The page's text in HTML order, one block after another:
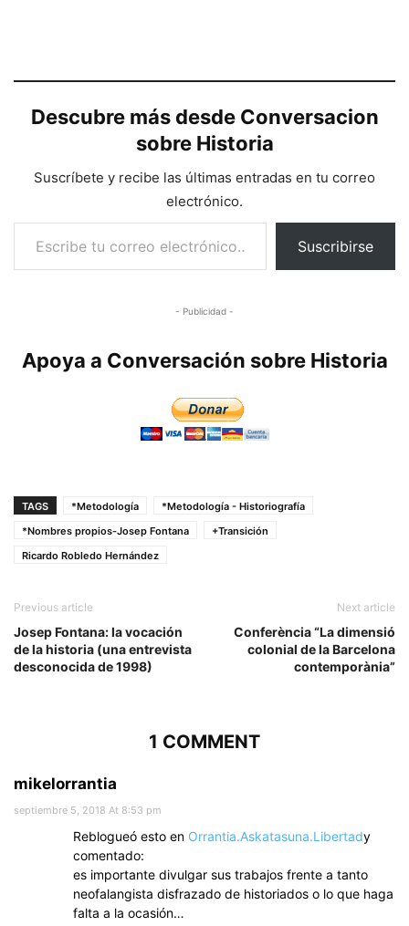
Descubre más desde Conversacion
sobre Historia
Suscríbete y recibe las últimas entradas en tu correo
electrónico.
Escribe tu correo electrónico…
Suscribirse
- Publicidad -
Apoya a Conversación sobre Historia
TAGS *Metodología
*Metodología - Historiografía
*Nombres propios-Josep Fontana
+Transición
Ricardo Robledo Hernández
Previous article
Josep Fontana: la vocación
de la historia (una entrevista
desconocida de 1998)
Next article
Conferència “La dimensió
colonial de la Barcelona
contemporània”
1 COMMENT
mikelorrantia
septiembre 5, 2018 At 8:53 pm
Reblogueó esto en Orrantia.Askatasuna.Libertady
comentado:
es importante divulgar sus trabajos frente a tanto
neofalangista disfrazado de historiados o lo que haga
falta a la ocasión…